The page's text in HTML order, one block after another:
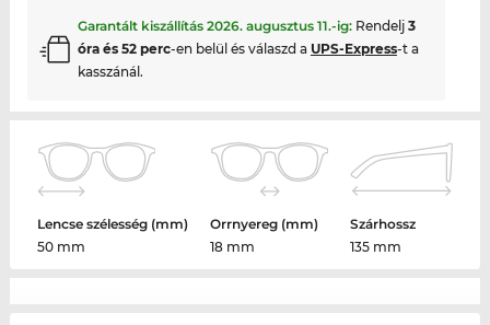
Garantált kiszállítás 2026. augusztus 11.-ig: Rendelj 3
óra és 52 perc-en belül és válaszd a UPS-Express-t a
kasszánál.
Lencse szélesség (mm)
50 mm
Orrnyereg (mm)
18 mm
Szárhossz
135 mm